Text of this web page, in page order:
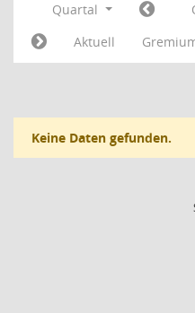
Quartal
Aktuell
Keine Daten gefunden.